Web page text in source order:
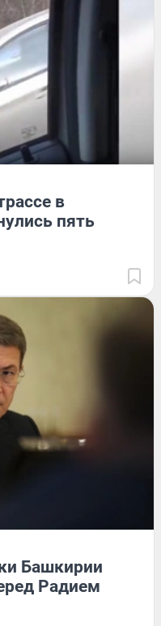
в
пять
Башкирии
Радием